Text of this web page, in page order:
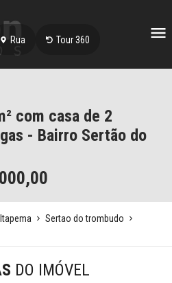
Rua Tour 360
com casa de 2
- Bairro Sertão do
Itapema
Sertao do trombudo
DO IMÓVEL